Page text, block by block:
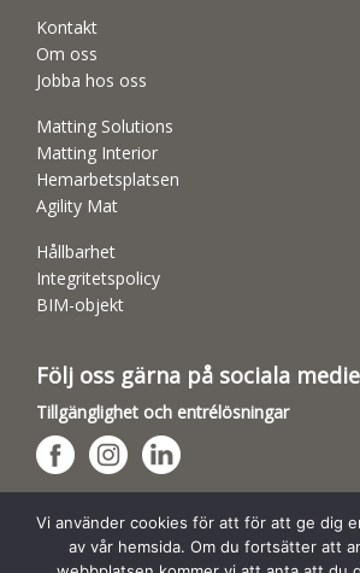
Kontakt
Om oss
Jobba hos oss
Matting Solutions
Matting Interior
Hemarbetsplatsen
Agility Mat
Hållbarhet
Integritetspolicy
BIM-objekt
Följ oss gärna på sociala
Tillgänglighet och entrélösningar
Hundsporthallar
Vi använder cookies för att för att ge dig
av vår hemsida. Om du fortsätter att